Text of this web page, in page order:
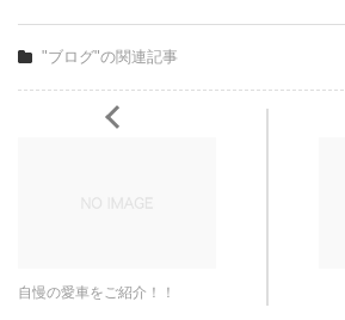
"ブログ"の関連記事
自慢の愛車をご紹介！！